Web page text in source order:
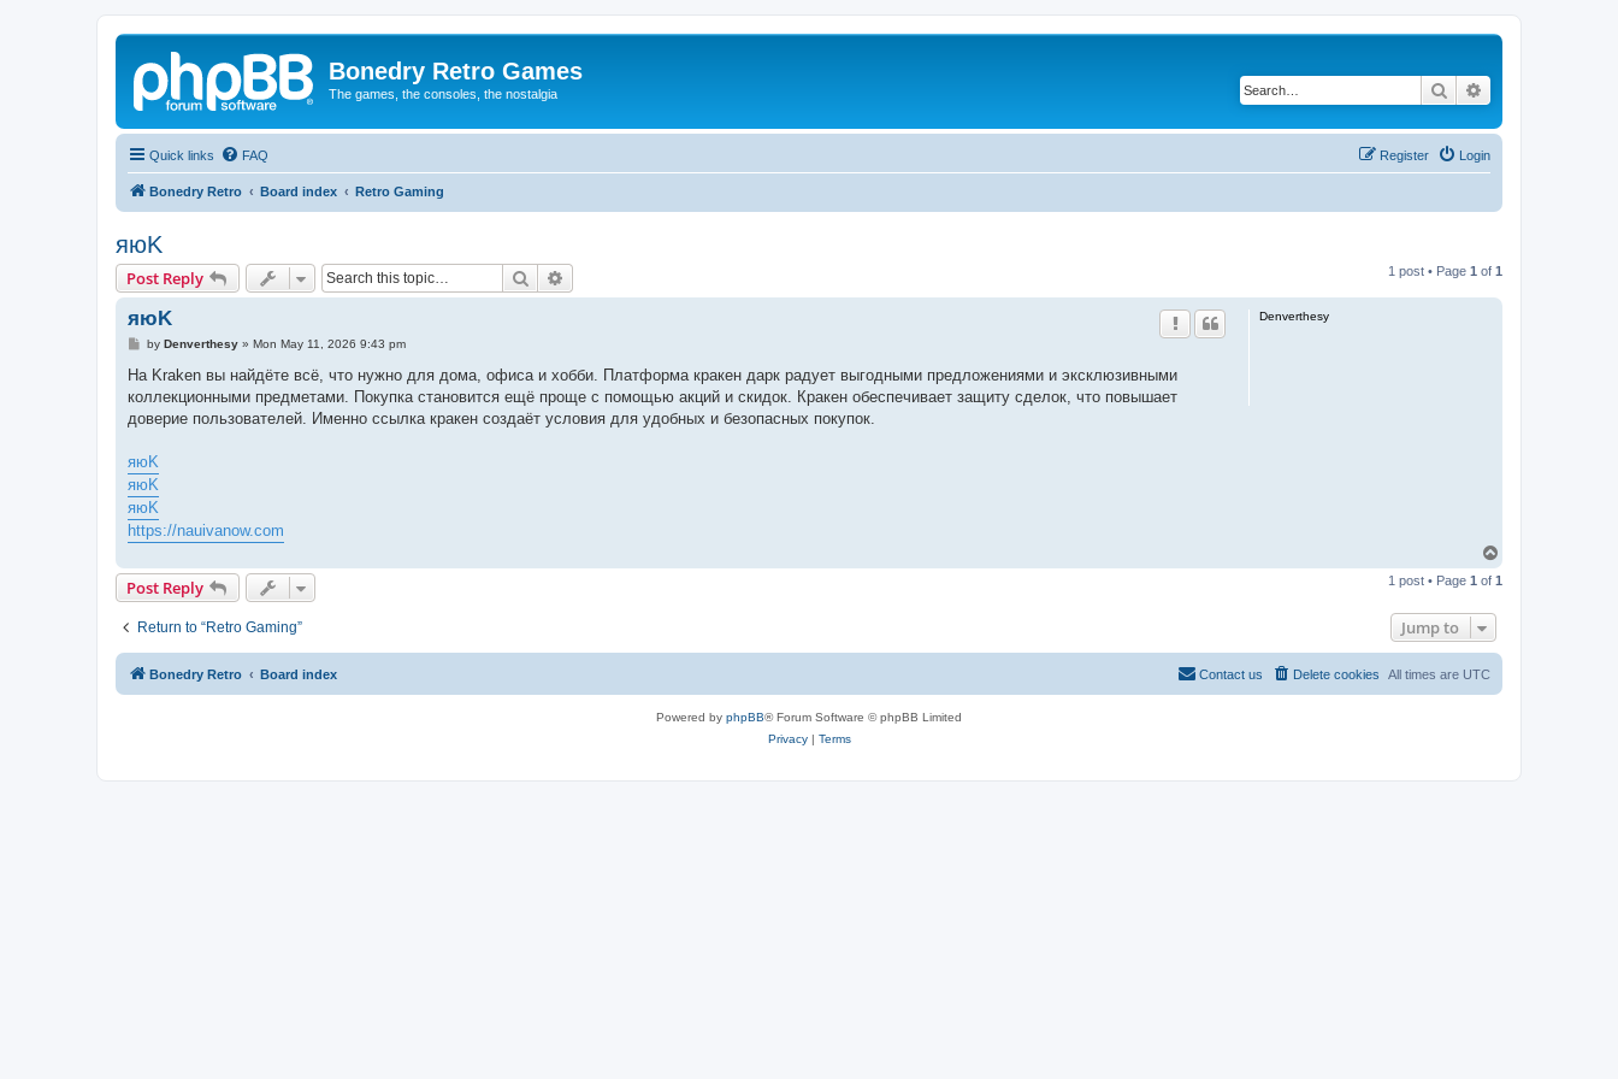
Bonedry Retro Games
The games, the consoles, the nostalgia Search
Quick links FAQ Login
Register
Bonedry Retro Board index Retro Gaming
яюK
Post Reply Search 1 post • Page 1 of 1
Denverthesy
яюK
P
s
by Denverthesy» Mon May 11, 2026 9:43 pm
На Kraken вы найдёте всё, что нужно для дома, офиса и хобби. Платформа кракен дарк радует выгодными предложениями и эксклюзивными
коллекционными предметами. Покупка становится ещё проще с помощью акций и скидок. Кракен обеспечивает защиту сделок, что повышает
доверие пользователей. Именно ссылка кракен создаёт условия для удобных и безопасных покупок.
яюK
яюK
яюK
https://nauivanow.com
p
Post Reply 1 post • Page 1 of 1
Return to “Retro Gaming” Jump to
Bonedry Retro Board index All times are UTC
Delete cookies
Contact us
Powered by phpBB® Forum Software © phpBB Limited
Privacy| Terms